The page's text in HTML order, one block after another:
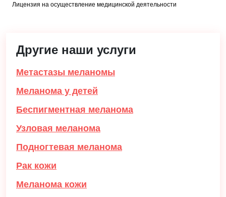
Лицензия на осуществление медицинской деятельности
Другие наши услуги
Метастазы меланомы
Меланома у детей
Беспигментная меланома
Узловая меланома
Подногтевая меланома
Рак кожи
Меланома кожи